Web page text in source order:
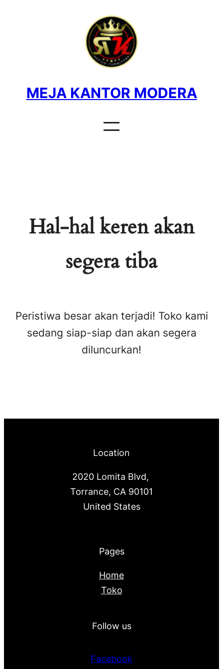
MEJA KANTOR MODERA
Hal-hal keren akan
segera tiba
Peristiwa besar akan terjadi! Toko kami
sedang siap-siap dan akan segera
diluncurkan!
Location
2020 Lomita Blvd,
Torrance, CA 90101
United States
Pages
Home
Toko
Follow us
Facebook